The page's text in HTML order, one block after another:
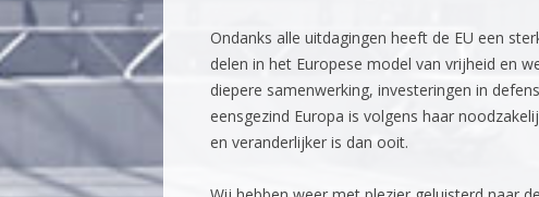
Ondanks alle uitdagingen heeft de EU een
delen in het Europese model van vrijheid en
diepere samenwerking, investeringen in
eensgezind Europa is volgens haar
en veranderlijker is dan ooit.